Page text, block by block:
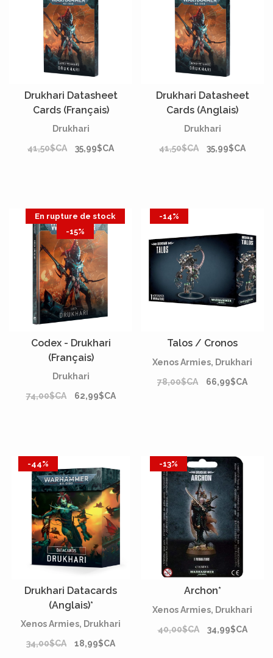
Drukhari Datasheet
Cards (Français)
Drukhari
41,50$CA
35,99$CA
Drukhari Datasheet
Cards (Anglais)
Drukhari
41,50$CA
35,99$CA
En rupture de stock
-15%
Codex - Drukhari
(Français)
Drukhari
74,00$CA
62,99$CA
-14%
Talos / Cronos
Xenos Armies, Drukhari
78,00$CA
66,99$CA
-44%
Drukhari Datacards
(Anglais)*
Xenos Armies, Drukhari
34,00$CA
18,99$CA
-13%
Archon*
Xenos Armies, Drukhari
40,00$CA
34,99$CA